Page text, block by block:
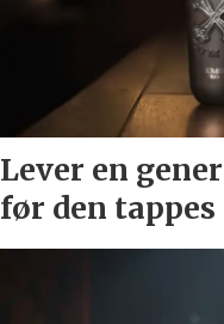
Lever en
før den tappes